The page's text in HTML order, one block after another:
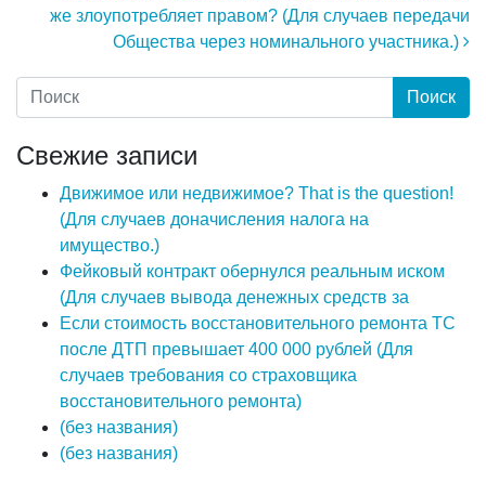
же злоупотребляет правом? (Для случаев передачи
Общества через номинального участника.)
Свежие записи
Движимое или недвижимое? That is the question!
(Для случаев доначисления налога на
имущество.)
Фейковый контракт обернулся реальным иском
(Для случаев вывода денежных средств за
Если стоимость восстановительного ремонта ТС
после ДТП превышает 400 000 рублей (Для
случаев требования со страховщика
восстановительного ремонта)
(без названия)
(без названия)